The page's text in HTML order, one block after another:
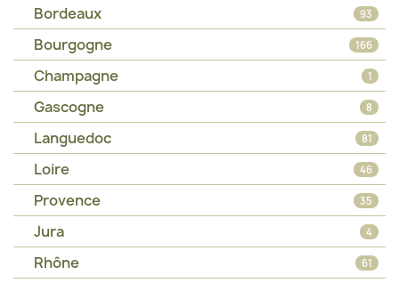
Bordeaux 93
Bourgogne 166
Champagne 1
Gascogne 8
Languedoc 81
Loire 46
Provence 35
Jura 4
Rhône 61